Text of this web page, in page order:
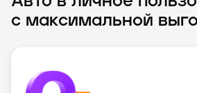
с максимальной